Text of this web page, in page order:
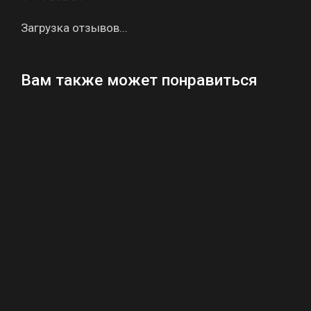
Загрузка отзывов...
Вам также может понравиться